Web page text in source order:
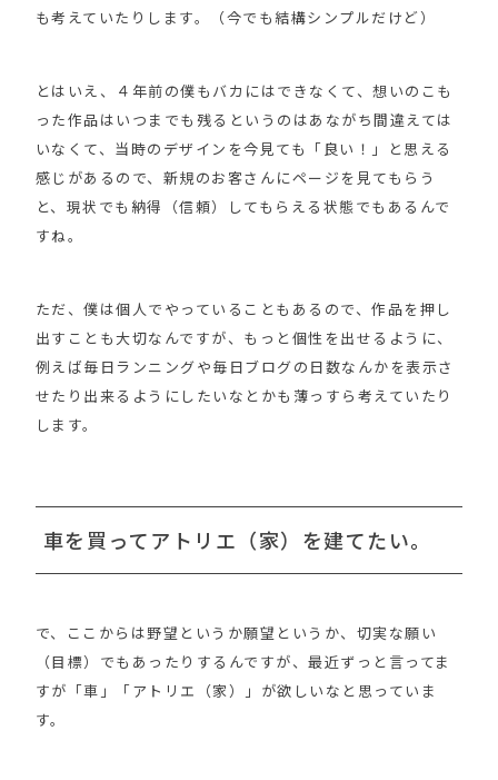
も考えていたりします。（今でも結構シンプルだけど）
とはいえ、４年前の僕もバカにはできなくて、想いのこも
った作品はいつまでも残るというのはあながち間違えては
いなくて、当時のデザインを今見ても「良い！」と思える
感じがあるので、新規のお客さんにページを見てもらう
と、現状でも納得（信頼）してもらえる状態でもあるんで
すね。
ただ、僕は個人でやっていることもあるので、作品を押し
出すことも大切なんですが、もっと個性を出せるように、
例えば毎日ランニングや毎日ブログの日数なんかを表示さ
せたり出来るようにしたいなとかも薄っすら考えていたり
します。
車を買ってアトリエ（家）を建てたい。
で、ここからは野望というか願望というか、切実な願い
（目標）でもあったりするんですが、最近ずっと言ってま
すが「車」「アトリエ（家）」が欲しいなと思っていま
す。